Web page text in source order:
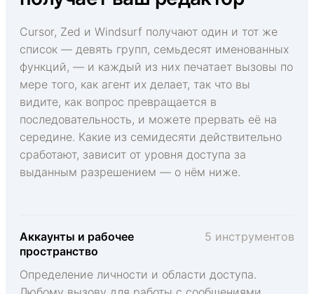
Cursor, Zed и Windsurf получают один и тот же
список — девять групп, семьдесят именованных
функций, — и каждый из них печатает вызовы по
мере того, как агент их делает, так что вы
видите, как вопрос превращается в
последовательность, и можете прервать её на
середине. Какие из семидесяти действительно
сработают, зависит от уровня доступа за
выданным разрешением — о нём ниже.
Аккаунты и рабочее
пространство
5 инструментов
Определение личности и области доступа.